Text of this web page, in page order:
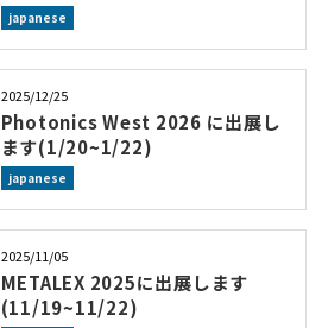
japanese
2025/12/25
Photonics West 2026 に出展し
ます(1/20~1/22)
japanese
2025/11/05
METALEX 2025に出展します
(11/19~11/22)